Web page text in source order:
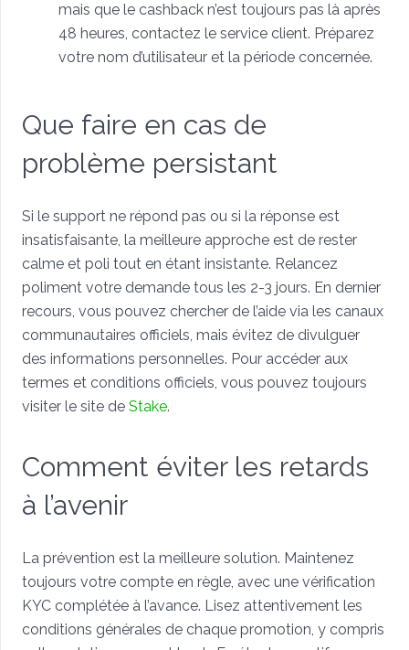
mais que le cashback n’est toujours pas là après
48 heures, contactez le service client. Préparez
votre nom d’utilisateur et la période concernée.
Que faire en cas de
problème persistant
Si le support ne répond pas ou si la réponse est
insatisfaisante, la meilleure approche est de rester
calme et poli tout en étant insistante. Relancez
poliment votre demande tous les 2-3 jours. En dernier
recours, vous pouvez chercher de l’aide via les canaux
communautaires officiels, mais évitez de divulguer
des informations personnelles. Pour accéder aux
termes et conditions officiels, vous pouvez toujours
visiter le site de Stake.
Comment éviter les retards
à l’avenir
La prévention est la meilleure solution. Maintenez
toujours votre compte en règle, avec une vérification
KYC complétée à l’avance. Lisez attentivement les
conditions générales de chaque promotion, y compris